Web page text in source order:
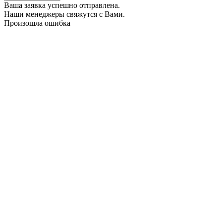
Ваша заявка успешно отправлена.
Наши менеджеры свяжутся с Вами.
Произошла ошибка